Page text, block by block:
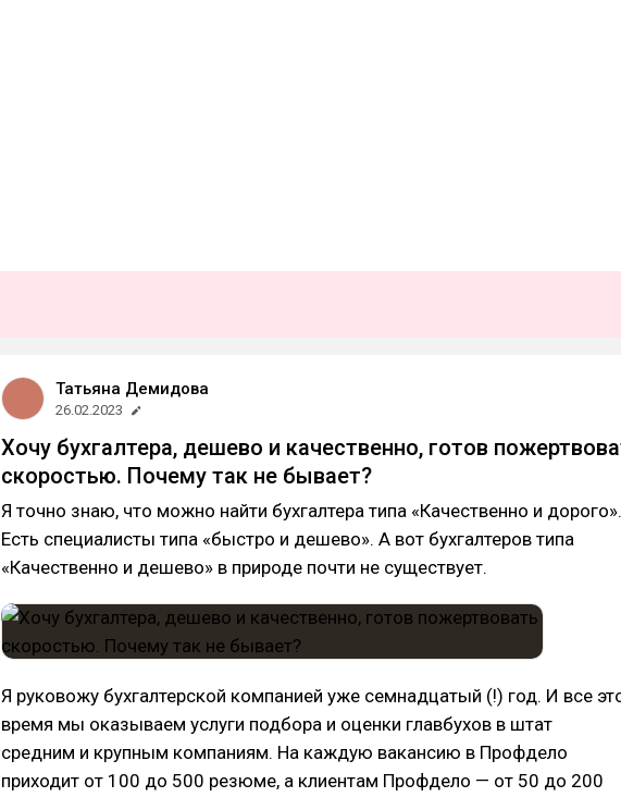
Татьяна Демидова
26.02.2023
Хочу бухгалтера, дешево и качественно, готов
скоростью. Почему так не бывает?
Я точно знаю, что можно найти бухгалтера типа «Качественно и дорого».
Есть специалисты типа «быстро и дешево». А вот бухгалтеров типа
«Качественно и дешево» в природе почти не существует.
Я руковожу бухгалтерской компанией уже семнадцатый (!) год. И все
время мы оказываем услуги подбора и оценки главбухов в штат
средним и крупным компаниям. На каждую вакансию в Профдело
приходит от 100 до 500 резюме, а клиентам Профдело — от 50 до 200